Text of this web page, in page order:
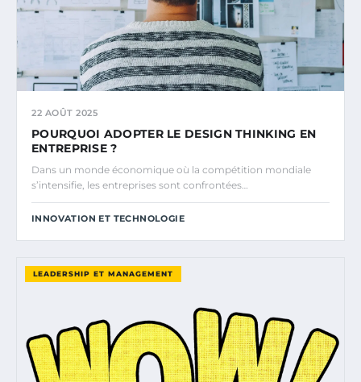
22 AOÛT 2025
POURQUOI ADOPTER LE DESIGN THINKING EN
ENTREPRISE ?
Dans un monde économique où la compétition mondiale
s’intensifie, les entreprises sont confrontées…
INNOVATION ET TECHNOLOGIE
LEADERSHIP ET MANAGEMENT